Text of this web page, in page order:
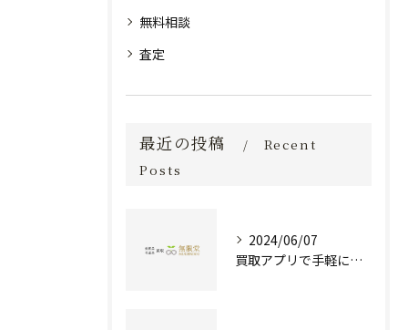
無料相談
査定
最近の投稿
Recent
Posts
2024/06/07
買取アプリで手軽に現金化！あなたの不要品が宝物に変わる方法とは？